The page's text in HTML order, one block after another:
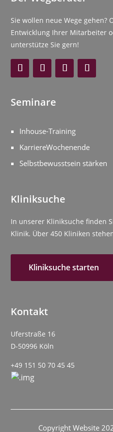
Sie wollen neue Wege gehen?
Entwicklung Ihrer Mitarbeiter
unterstütze Sie gern!
Seminare
Inhouse-Training
KarriereWochenende
Selbstbewusstsein stärken
Kliniksuche
In unserer Kliniksuche finden
Klinik. Über 450 Kliniken
Kliniksuche starten
Kontakt
Uferstraße 16
D-50996 Köln
+49 151 50 70 45 45
Copyright Website